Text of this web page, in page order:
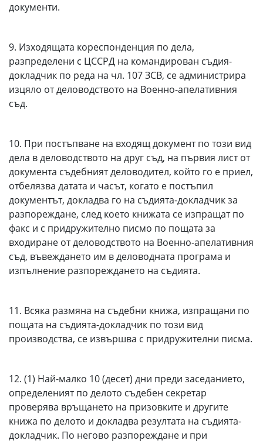
документи.
9. Изходящата кореспонденция по дела,
разпределени с ЦССРД на командирован съдия-
докладчик по реда на чл. 107 ЗСВ, се администрира
изцяло от деловодството на Военно-апелативния
съд.
10. При постъпване на входящ документ по този вид
дела в деловодството на друг съд, на първия лист от
документа съдебният деловодител, който го е приел,
отбелязва датата и часът, когато е постъпил
документът, докладва го на съдията-докладчик за
разпореждане, след което книжата се изпращат по
факс и с придружително писмо по пощата за
входиране от деловодството на Военно-апелативния
съд, въвеждането им в деловодната програма и
изпълнение разпореждането на съдията.
11. Всяка размяна на съдебни книжа, изпращани по
пощата на съдията-докладчик по този вид
производства, се извършва с придружителни писма.
12. (1) Най-малко 10 (десет) дни преди заседанието,
определеният по делото съдебен секретар
проверява връщането на призовките и другите
книжа по делото и докладва резултата на съдията-
докладчик. По негово разпореждане и при